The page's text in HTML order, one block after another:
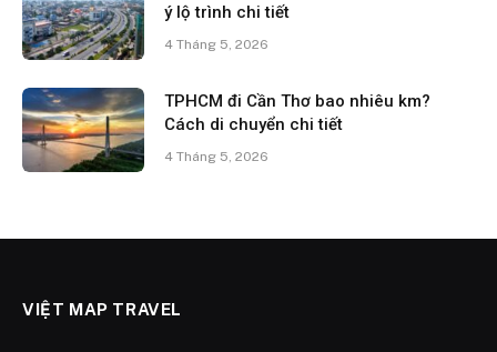
ý lộ trình chi tiết
4 Tháng 5, 2026
TPHCM đi Cần Thơ bao nhiêu km?
Cách di chuyển chi tiết
4 Tháng 5, 2026
VIỆT MAP TRAVEL